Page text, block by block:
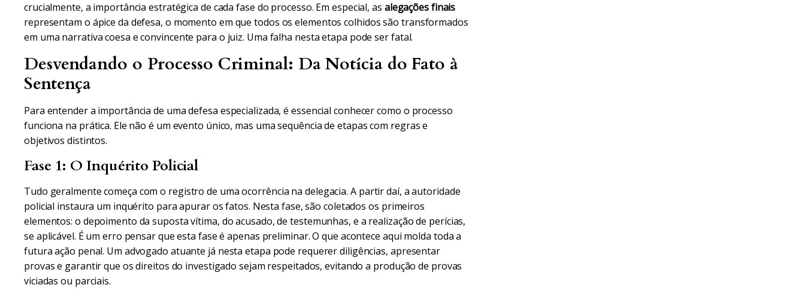
crucialmente, a importância estratégica de cada fase do processo. Em especial, as alegações finais
representam o ápice da defesa, o momento em que todos os elementos colhidos são transformados
em uma narrativa coesa e convincente para o juiz. Uma falha nesta etapa pode ser fatal.
Desvendando o Processo Criminal: Da Notícia do Fato à
Sentença
Para entender a importância de uma defesa especializada, é essencial conhecer como o processo
funciona na prática. Ele não é um evento único, mas uma sequência de etapas com regras e
objetivos distintos.
Fase 1: O Inquérito Policial
Tudo geralmente começa com o registro de uma ocorrência na delegacia. A partir daí, a autoridade
policial instaura um inquérito para apurar os fatos. Nesta fase, são coletados os primeiros
elementos: o depoimento da suposta vítima, do acusado, de testemunhas, e a realização de perícias,
se aplicável. É um erro pensar que esta fase é apenas preliminar. O que acontece aqui molda toda a
futura ação penal. Um advogado atuante já nesta etapa pode requerer diligências, apresentar
provas e garantir que os direitos do investigado sejam respeitados, evitando a produção de provas
viciadas ou parciais.